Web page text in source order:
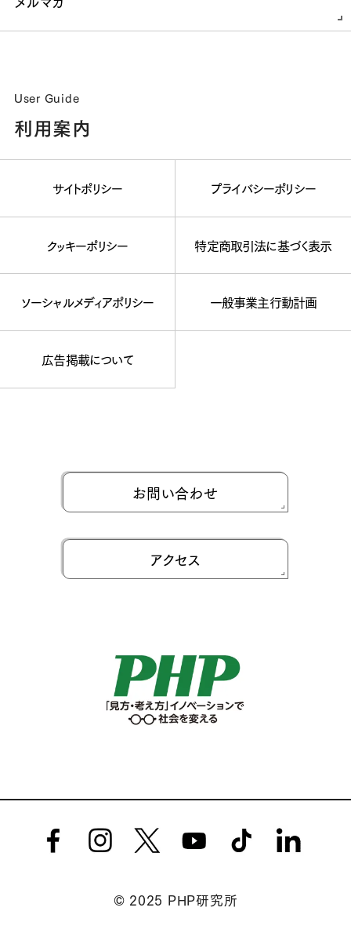
User Guide
利用案内
サイトポリシー プライバシーポリシー
クッキーポリシー 特定商取引法に基づく表示
ソーシャルメディアポリシー 一般事業主行動計画
広告掲載について
お問い合わせ
アクセス
© 2025 PHP研究所